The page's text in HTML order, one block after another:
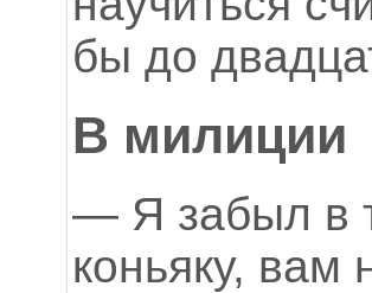
бы до
В милиции
— Я забыл в
коньяку, вам